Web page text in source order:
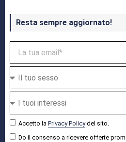
Resta sempre aggiornato!
Accetto la Privacy Policydel sito.
Do il consenso a ricevere offerte